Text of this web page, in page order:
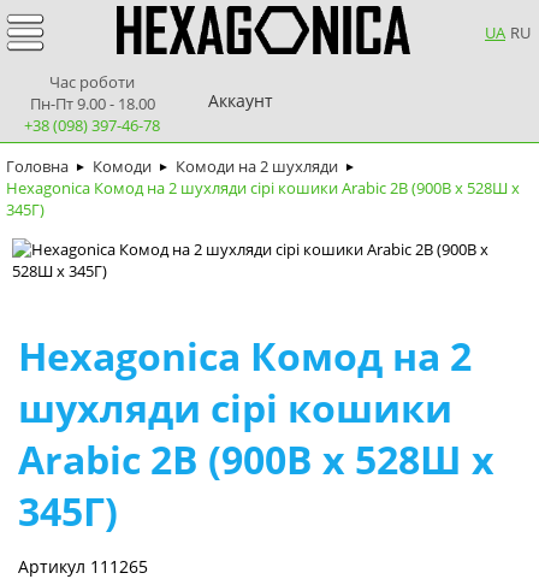
UA RU
Час роботи
Пн-Пт 9.00 - 18.00
+38 (098) 397-46-78
Аккаунт
Головна ► Комоди ► Комоди на 2 шухляди ►
Hexagonica Комод на 2 шухляди сірі кошики Arabic 2В (900В х 528Ш х
345Г)
Hexagonica Комод на 2
шухляди сірі кошики
Arabic 2В (900В х 528Ш х
345Г)
Артикул 111265